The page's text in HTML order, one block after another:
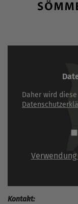
Daher wird
Kontakt: